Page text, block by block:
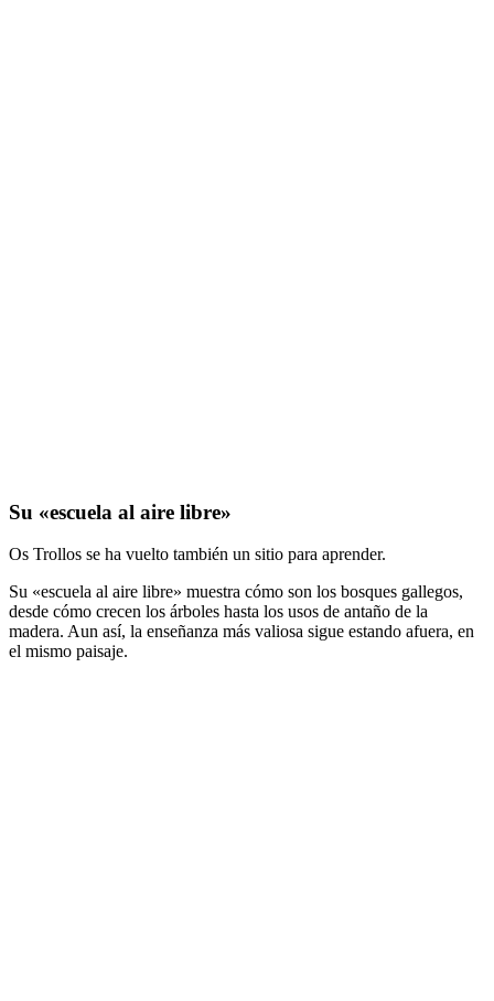
Su «escuela al aire libre»
Os Trollos se ha vuelto también un sitio para aprender.
Su «escuela al aire libre» muestra cómo son los bosques gallegos,
desde cómo crecen los árboles hasta los usos de antaño de la
madera. Aun así, la enseñanza más valiosa sigue estando afuera, en
el mismo paisaje.